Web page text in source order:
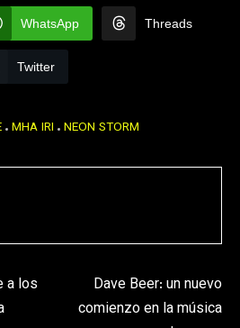
WhatsApp Threads
Twitter
MHA IRI NEON STORM
a los
Dave Beer: un nuevo
comienzo en la música